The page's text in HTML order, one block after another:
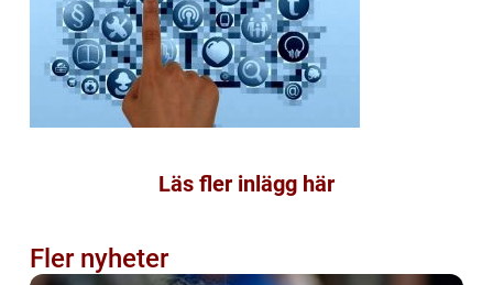
Läs fler inlägg här
Fler nyheter